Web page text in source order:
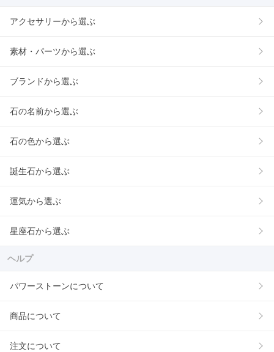
アクセサリーから選ぶ
素材・パーツから選ぶ
ブランドから選ぶ
石の名前から選ぶ
石の色から選ぶ
誕生石から選ぶ
運気から選ぶ
星座石から選ぶ
ヘルプ
パワーストーンについて
商品について
注文について